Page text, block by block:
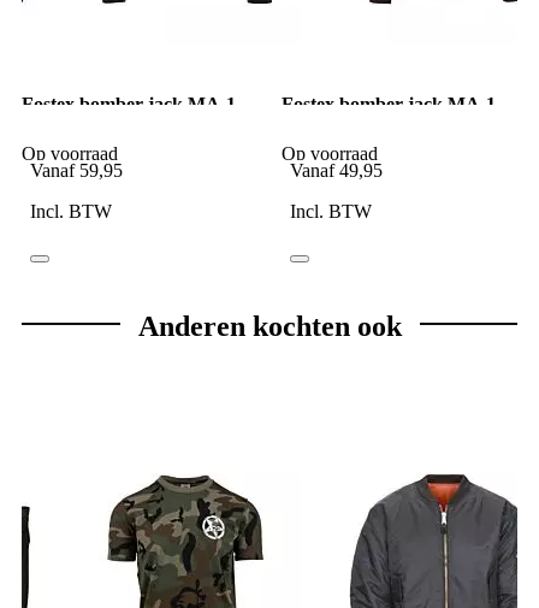
Fostex bomber jack MA-1
Op voorraad
Vanaf 59,95
Incl. BTW
Fostex bomber jack MA-1
Op voorraad
Vanaf 49,95
Incl. BTW
Anderen kochten ook